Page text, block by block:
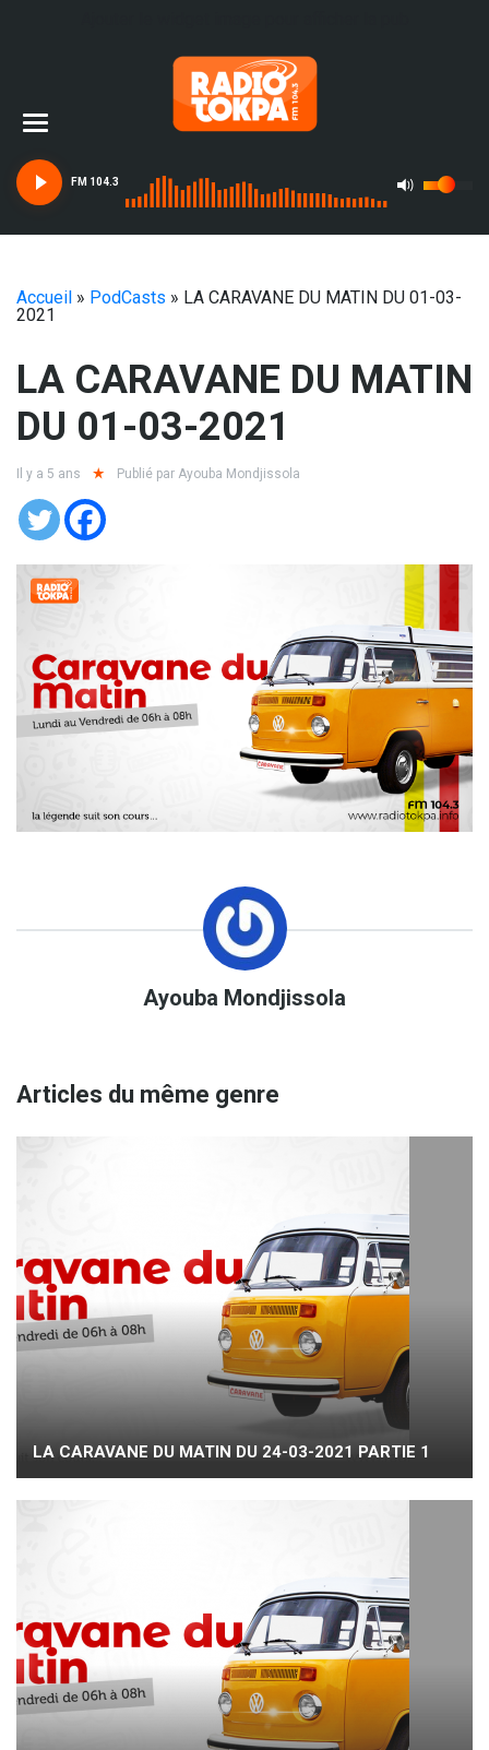
FM 104.3
Accueil » PodCasts » LA CARAVANE DU MATIN DU 01-03-
2021
LA CARAVANE DU MATIN
DU 01-03-2021
Il y a 5 ans Publié par Ayouba Mondjissola
Ayouba Mondjissola
Articles du même genre
LA CARAVANE DU MATIN DU 24-03-2021 PARTIE 1